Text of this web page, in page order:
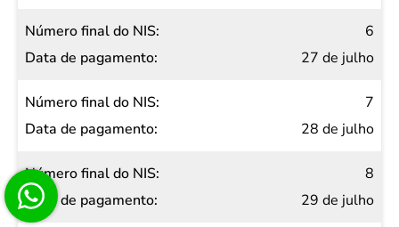
6
27 de julho
7
28 de julho
8
29 de julho